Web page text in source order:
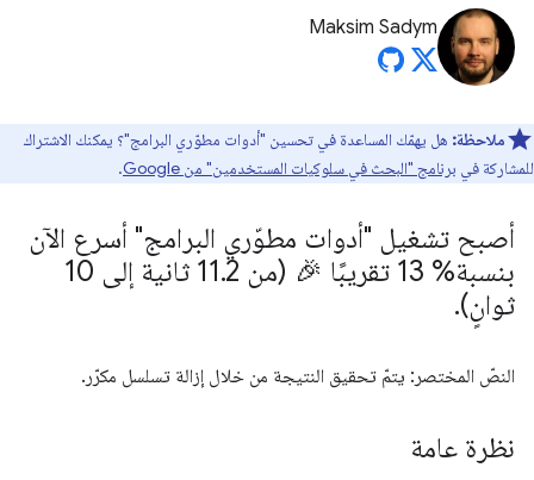
Maksim Sadym
ملاحظة: هل يهمّك المساعدة في تحسين "أدوات مطوّري البرامج"؟ يمكنك الاشتراك
للمشاركة في برنامج "البحث في سلوكيات المستخدمين" من Google .
أصبح تشغيل "أدوات مطوّري البرامج" أسرع الآن
بنسبة% 13 تقريبًا 🎉 (من 11
.
2 ثانية إلى 10
ثوانٍ).
النصّ المختصر: يتمّ تحقيق النتيجة من خلال إزالة تسلسل مكرّر.
نظرة عامة